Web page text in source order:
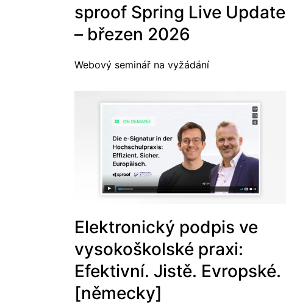
sproof Spring Live Update
– březen 2026
Webový seminář na vyžádání
Elektronický podpis ve
vysokoškolské praxi:
Efektivní. Jistě. Evropské.
[německy]